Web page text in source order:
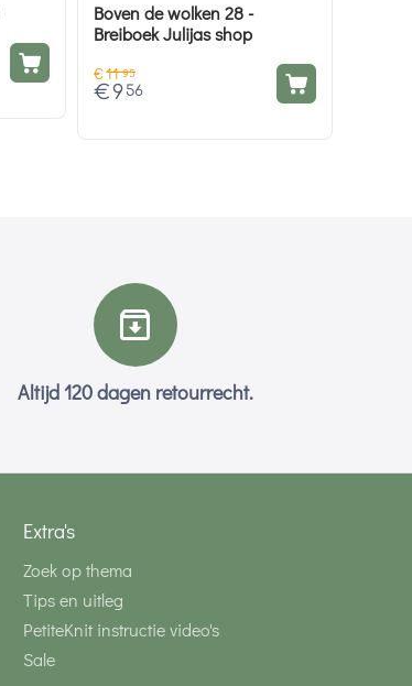
Boven de wolken 28 -
Breiboek Julijas shop
€11 95
€9 56
Altijd 120 dagen retourrecht.
Extra's
Zoek op thema
Tips en uitleg
PetiteKnit instructie video's
Sale